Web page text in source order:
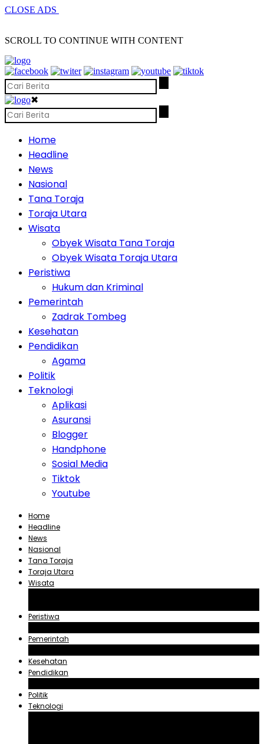
CLOSE ADS
SCROLL TO CONTINUE WITH CONTENT
✖
Home
Headline
News
Nasional
Tana Toraja
Toraja Utara
Wisata
Obyek Wisata Tana Toraja
Obyek Wisata Toraja Utara
Peristiwa
Hukum dan Kriminal
Pemerintah
Zadrak Tombeg
Kesehatan
Pendidikan
Agama
Politik
Teknologi
Aplikasi
Asuransi
Blogger
Handphone
Sosial Media
Tiktok
Youtube
Home
Headline
News
Nasional
Tana Toraja
Toraja Utara
Wisata
Peristiwa
Pemerintah
Kesehatan
Pendidikan
Politik
Teknologi